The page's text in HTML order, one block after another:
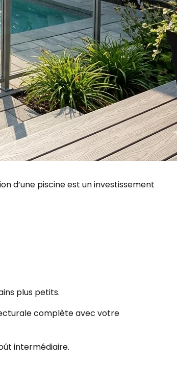
d’une piscine est un investissement
plus petits.
complète avec votre
intermédiaire.